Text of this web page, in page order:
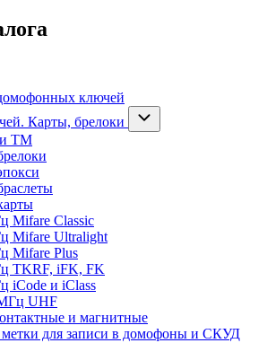
ключей
Карты, брелоки
ТМ
Mifare Classic
Mifare Ultralight
Mifare Plus
TKRF, iFK, FK
iCode и iClass
UHF
и магнитные
для записи в домофоны и СКУД